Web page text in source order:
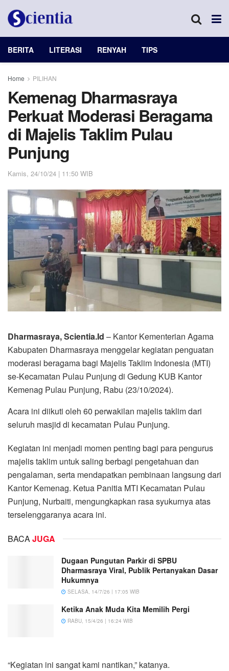
BERITA LITERASI RENYAH TIPS
Home PILIHAN
Kemenag Dharmasraya
Perkuat Moderasi Beragama
di Majelis Taklim Pulau
Punjung
Kamis, 24/10/24 | 11:50 WIB
Dharmasraya, Scientia.Id – Kantor Kementerian Agama
Kabupaten Dharmasraya menggelar kegiatan penguatan
moderasi beragama bagi Majelis Taklim Indonesia (MTI)
se-Kecamatan Pulau Punjung di Gedung KUB Kantor
Kemenag Pulau Punjung, Rabu (23/10/2024).
Acara ini diikuti oleh 60 perwakilan majelis taklim dari
seluruh masjid di kecamatan Pulau Punjung.
Kegiatan ini menjadi momen penting bagi para pengurus
majelis taklim untuk saling berbagi pengetahuan dan
pengalaman, serta mendapatkan pembinaan langsung dari
Kantor Kemenag. Ketua Panitia MTI Kecamatan Pulau
Punjung, Nurbaiti, mengungkapkan rasa syukurnya atas
terselenggaranya acara ini.
BACAJUGA
Dugaan Pungutan Parkir di SPBU
Dharmasraya Viral, Publik Pertanyakan Dasar
Hukumnya
SELASA, 14/7/26 | 17:05 WIB
Ketika Anak Muda Kita Memilih Pergi
RABU, 15/4/26 | 16:24 WIB
“Kegiatan ini sangat kami nantikan,” katanya.